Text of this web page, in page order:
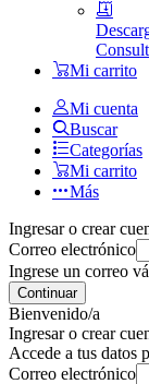
Mi carrito
Mi cuenta
Buscar
Categorías
Mi carrito
Más
Ingresar o crear
Correo electrónico
Ingrese un correo
Continuar
Bienvenido/a
Ingresar o crear
Accede a tus datos
Correo electrónico